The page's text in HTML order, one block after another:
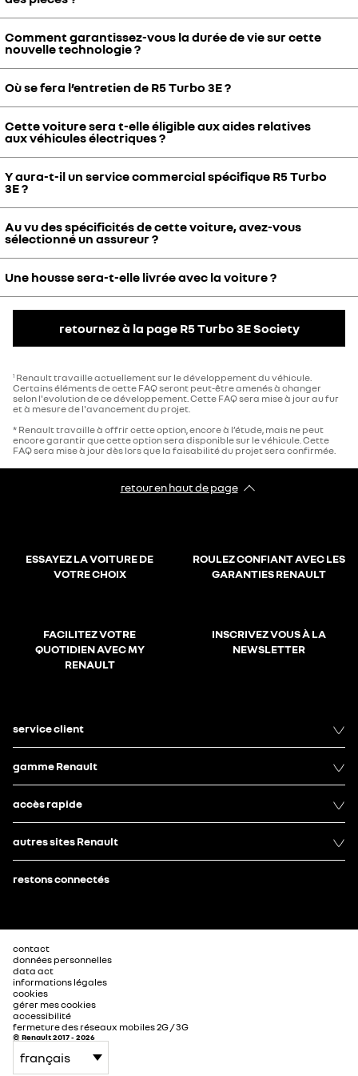
électrique, 8 ans / 100 000 miles.
Nous y travaillons pour que cela corresponde aux attentes que
nous avons quant à ce type de voitures.
Comment garantissez-vous la durée de vie sur cette
nouvelle technologie ?
L'endurance des moteurs est testée sur banc et sur véhicule
prototype selon les standards habituels, et bénéficie de la même
garantie que les autres moteurs.
Où se fera l’entretien de R5 Turbo 3E ?
L'entretien de Renault 5 Turbo 3E s'effectuera dans tout le réseau
Renault.
Cette voiture sera t-elle éligible aux aides relatives
aux véhicules électriques ?
Non, elle ne sera pas éligible aux aides relatives aux véhicules
électriques car son prix dépasse le seuil d'éligibilité.
Y aura-t-il un service commercial spécifique R5 Turbo
3E ?
Votre interlocuteur principal reste votre concessionnaire, nous
réfléchissons au développement de ce service.
Au vu des spécificités de cette voiture, avez-vous
sélectionné un assureur ?
Non, cela reste un choix à votre main, elle sera assurable par votre
assureur habituel.
Une housse sera-t-elle livrée avec la voiture ?
disponible en option.
retournez à la page R5 Turbo 3E Society
1 Renault travaille actuellement sur le développement du véhicule.
Certains éléments de cette FAQ seront peut-être amenés à changer
selon l'evolution de ce développement. Cette FAQ sera mise à jour au fur
et à mesure de l'avancement du projet.
* Renault travaille à offrir cette option, encore à l’étude, mais ne peut
encore garantir que cette option sera disponible sur le véhicule. Cette
FAQ sera mise à jour dès lors que la faisabilité du projet sera confirmée.
retour en haut de page​
QUOTIDIEN AVEC MY
service client
gamme Renault
accès rapide
restons connectés
données personnelles
data act